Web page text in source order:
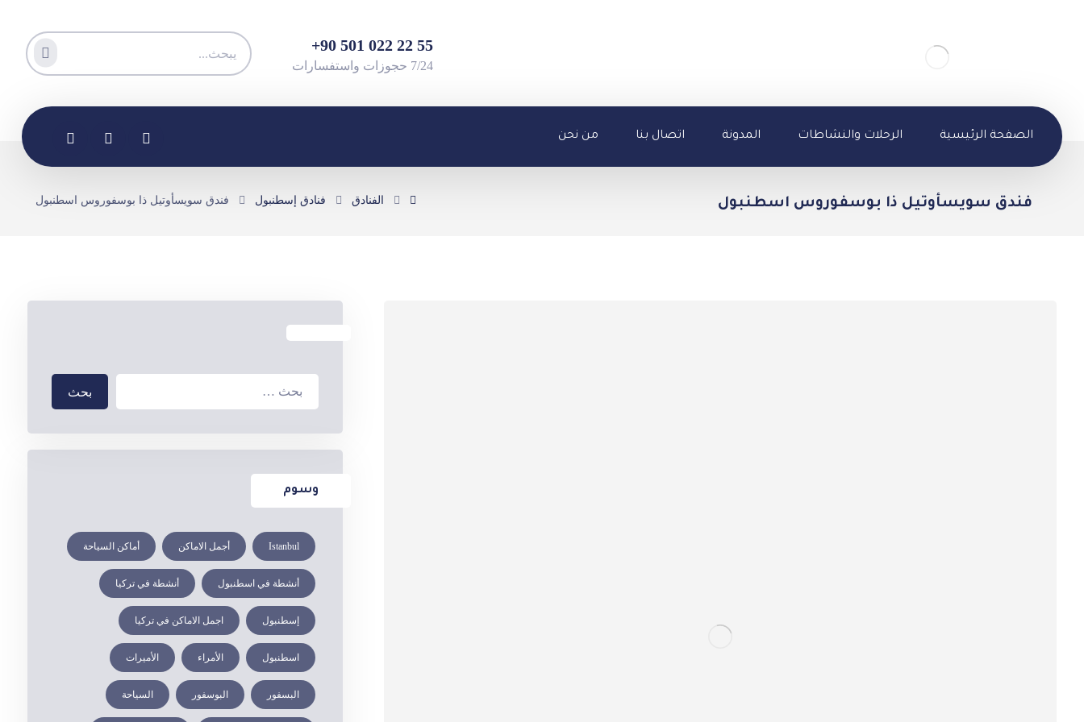
55 22 022 501 90+
7/24 حجوزات واستفسارات
الصفحة الرئيسية الرحلات والنشاطات المدونة اتصال بنا من نحن
فندق سويسأوتيل ذا بوسفوروس اسطنبول الفنادق فنادق إسطنبول فندق سويسأوتيل ذا بوسفوروس اسطنبول
وسوم
Istanbul أجمل الاماكن أماكن السياحة
أنشطة في اسطنبول أنشطة في تركيا
إسطنبول اجمل الاماكن في تركيا
اسطنبول الأمراء الأميرات
البسفور البوسفور السياحة